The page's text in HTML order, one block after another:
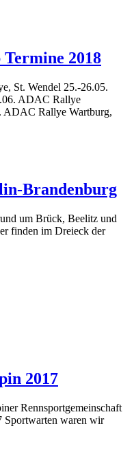
2018
St. Wendel 25.-26.05.
ADAC Rallye
ADAC Rallye Wartburg,
Brandenburg
um Brück, Beelitz und
finden im Dreieck der
2017
Rennsportgemeinschaft
Sportwarten waren wir